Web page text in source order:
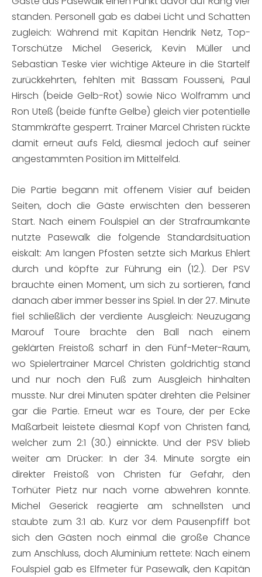
standen. Personell gab es dabei Licht und Schatten
zugleich: Während mit Kapitän Hendrik Netz, Top-
Torschütze Michel Geserick, Kevin Müller und
Sebastian Teske vier wichtige Akteure in die Startelf
zurückkehrten, fehlten mit Bassam Fousseni, Paul
Hirsch (beide Gelb-Rot) sowie Nico Wolframm und
Ron Uteß (beide fünfte Gelbe) gleich vier potentielle
Stammkräfte gesperrt. Trainer Marcel Christen rückte
damit erneut aufs Feld, diesmal jedoch auf seiner
angestammten Position im Mittelfeld.
Die Partie begann mit offenem Visier auf beiden
Seiten, doch die Gäste erwischten den besseren
Start. Nach einem Foulspiel an der Strafraumkante
nutzte Pasewalk die folgende Standardsituation
eiskalt: Am langen Pfosten setzte sich Markus Ehlert
durch und köpfte zur Führung ein (12.). Der PSV
brauchte einen Moment, um sich zu sortieren, fand
danach aber immer besser ins Spiel. In der 27. Minute
fiel schließlich der verdiente Ausgleich: Neuzugang
Marouf Toure brachte den Ball nach einem
geklärten Freistoß scharf in den Fünf-Meter-Raum,
wo Spielertrainer Marcel Christen goldrichtig stand
und nur noch den Fuß zum Ausgleich hinhalten
musste. Nur drei Minuten später drehten die Pelsiner
gar die Partie. Erneut war es Toure, der per Ecke
Maßarbeit leistete diesmal Kopf von Christen fand,
welcher zum 2:1 (30.) einnickte. Und der PSV blieb
weiter am Drücker: In der 34. Minute sorgte ein
direkter Freistoß von Christen für Gefahr, den
Torhüter Pietz nur nach vorne abwehren konnte.
Michel Geserick reagierte am schnellsten und
staubte zum 3:1 ab. Kurz vor dem Pausenpfiff bot
sich den Gästen noch einmal die große Chance
zum Anschluss, doch Aluminium rettete: Nach einem
Foulspiel gab es Elfmeter für Pasewalk, den Kapitän